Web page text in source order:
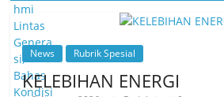
News Rubrik Spesial
KELEBIHAN ENERGI